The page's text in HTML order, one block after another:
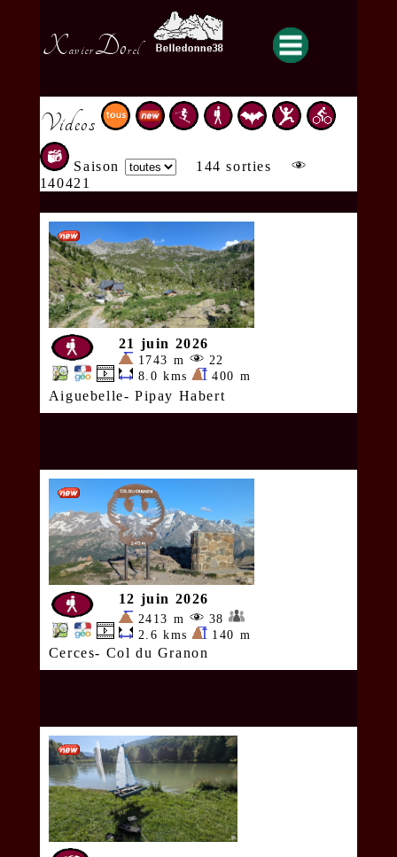
XavierDorel
Videos
Saison
144 sorties
140421
21 juin 2026
1743 m
22
8.0 kms
400 m
Aiguebelle- Pipay Habert
12 juin 2026
2413 m
38
2.6 kms
140 m
Cerces- Col du Granon